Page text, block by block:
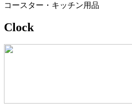
コースター・キッチン用品
Clock